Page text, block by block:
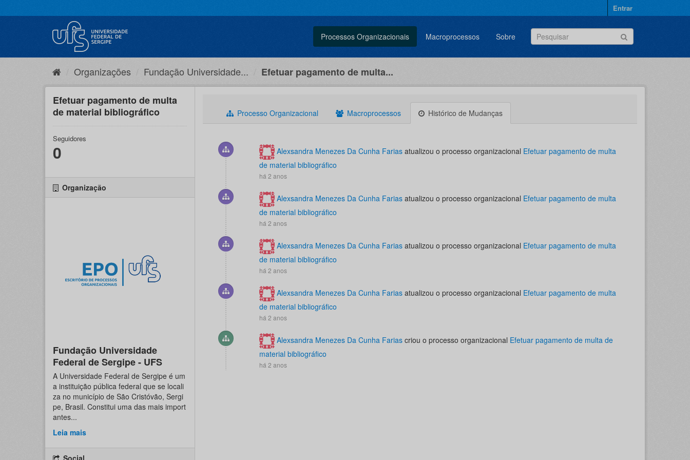
para
Entrar
Processos Organizacionais Macroprocessos Sobre
Organizações Fundação Universidade... Efetuar pagamento de multa...
Efetuar pagamento de multa
de material bibliográfico
Seguidores
0
Organização
Fundação Universidade
Federal de Sergipe - UFS
A Universidade Federal de Sergipe é um
a instituição pública federal que se locali
za no município de São Cristóvão, Sergi
pe, Brasil. Constitui uma das mais import
antes...
Leia mais
Processo Organizacional Macroprocessos Histórico de Mudanças
Alexsandra Menezes Da Cunha Farias atualizou o processo organizacional Efetuar pagamento de multa
de material bibliográfico
há 2 anos
Alexsandra Menezes Da Cunha Farias atualizou o processo organizacional Efetuar pagamento de multa
de material bibliográfico
há 2 anos
Alexsandra Menezes Da Cunha Farias atualizou o processo organizacional Efetuar pagamento de multa
de material bibliográfico
há 2 anos
Alexsandra Menezes Da Cunha Farias atualizou o processo organizacional Efetuar pagamento de multa
de material bibliográfico
há 2 anos
Alexsandra Menezes Da Cunha Farias criou o processo organizacional Efetuar pagamento de multa de
material bibliográfico
há 2 anos